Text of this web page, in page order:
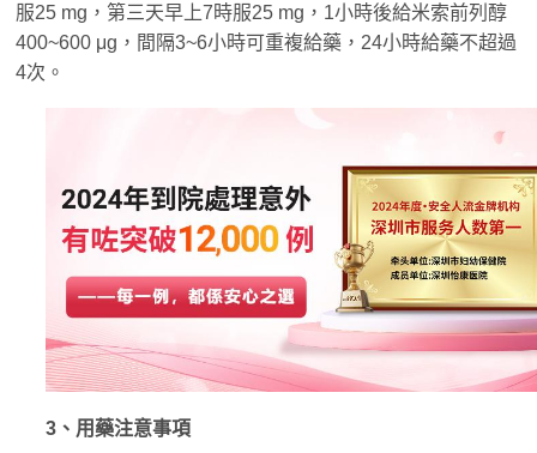
服25 mg，第三天早上7時服25 mg，1小時後給米索前列醇
400~600 μg，間隔3~6小時可重複給藥，24小時給藥不超過
4次。
3、用藥注意事項